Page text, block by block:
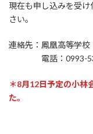
現在も申し込みを受
さい。
連絡先：鳳凰高等学
電話：0993-53-
＊8月12日予定の小林
た。